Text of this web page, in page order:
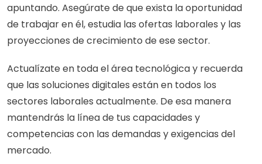
apuntando. Asegúrate de que exista la oportunidad
de trabajar en él, estudia las ofertas laborales y las
proyecciones de crecimiento de ese sector.
Actualízate en toda el área tecnológica y recuerda
que las soluciones digitales están en todos los
sectores laborales actualmente. De esa manera
mantendrás la línea de tus capacidades y
competencias con las demandas y exigencias del
mercado.